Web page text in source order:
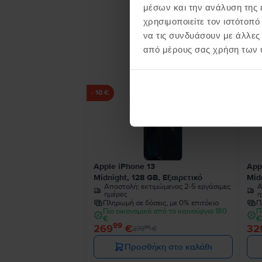
μέσων και την ανάλυση της
χρησιμοποιείτε τον
να τις συνδυάσουν με
από μέρους σας χρήση των
- 10 €
Apple iPhone 13
Midnight, 128 GB, Εξαιρετικό
Αποστολή: εκτιμώμενος 2-5 εργάσιμες
ημέρες
Πληρωμή σε δόσεις, με 0% επιτόκιο
Πιο οικονομικό από το καινούργιο 180
€
26999€27999€
Προσθήκη στο καλάθι
€